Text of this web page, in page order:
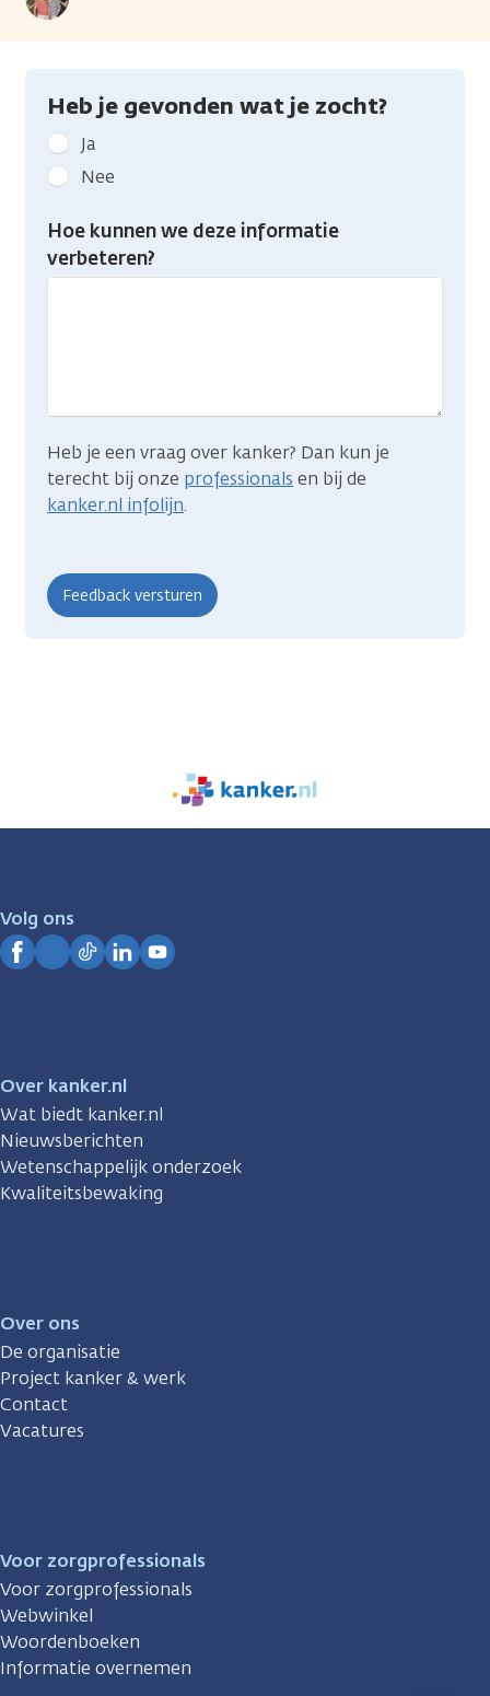
Heb je gevonden wat je zocht?
Geef
kanker.nl
feedback:
Heb
gevonden
Ja
Nee
Hoe kunnen we deze informatie
verbeteren?
Heb je een vraag over kanker? Dan kun je
terecht bij onze professionals en bij de
kanker.nl infolijn.
We
zijn
Volg ons
Over kanker.nl
Wat biedt kanker.nl
Nieuwsberichten
Wetenschappelijk onderzoek
Kwaliteitsbewaking
Over ons
De organisatie
Project kanker & werk
Contact
Vacatures
Voor zorgprofessionals
Voor zorgprofessionals
Webwinkel
Woordenboeken
Informatie overnemen